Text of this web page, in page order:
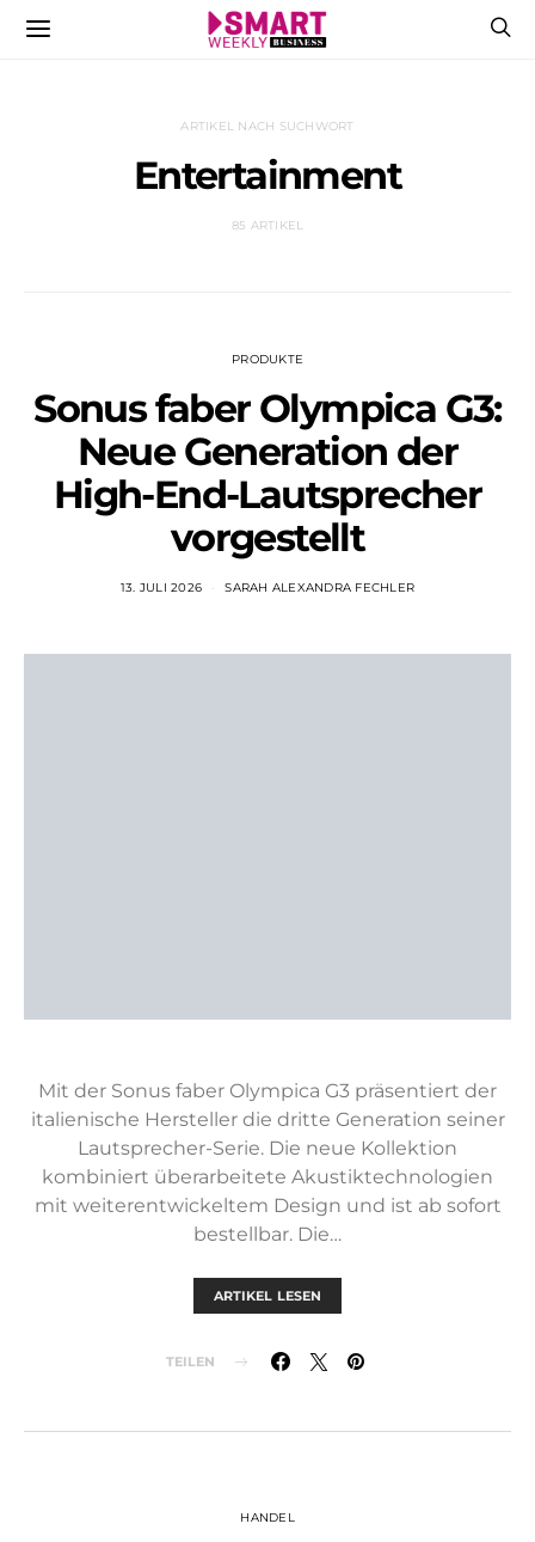
ARTIKEL NACH SUCHWORT
Entertainment
85 ARTIKEL
PRODUKTE
Sonus faber Olympica G3:
Neue Generation der
High-End-Lautsprecher
vorgestellt
13. JULI 2026 SARAH ALEXANDRA FECHLER
Mit der Sonus faber Olympica G3 präsentiert der
italienische Hersteller die dritte Generation seiner
Lautsprecher-Serie. Die neue Kollektion
kombiniert überarbeitete Akustiktechnologien
mit weiterentwickeltem Design und ist ab sofort
bestellbar. Die…
ARTIKEL LESEN
TEILEN
HANDEL